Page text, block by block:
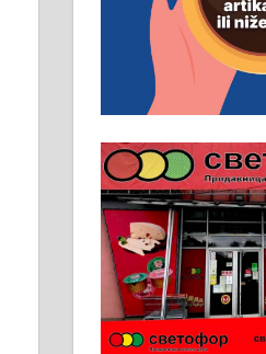
Ало таксију
категоријом.
Потребна два
стоваришту
информација
стовариште у
Горког 26
8 до 15 часова.
Чистим све